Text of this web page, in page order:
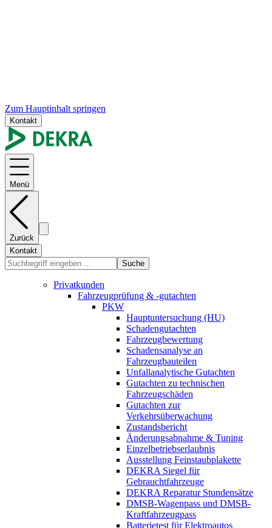
Zum Hauptinhalt springen
Kontakt
Menü
Zurück
Kontakt
Suche
Privatkunden
Fahrzeugprüfung & -gutachten
PKW
Hauptuntersuchung (HU)
Schadengutachten
Fahrzeugbewertung
Schadensanalyse an
Fahrzeugbauteilen
Unfallanalytische Gutachten
Gutachten zu technischen
Fahrzeugschäden
Gutachten zur
Verkehrsüberwachung
Zustandsbericht
Änderungsabnahme & Tuning
Einzelbetriebserlaubnis
Ausstellung Feinstaubplakette
DEKRA Siegel für
Gebrauchtfahrzeuge
DEKRA Reparatur Stundensätze
DMSB-Wagenpass und DMSB-
Kraftfahrzeugpass
Batterietest für Elektroautos